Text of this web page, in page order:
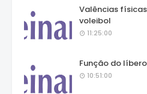
Valências
voleibol
11:25:00
Função do
10:51:00